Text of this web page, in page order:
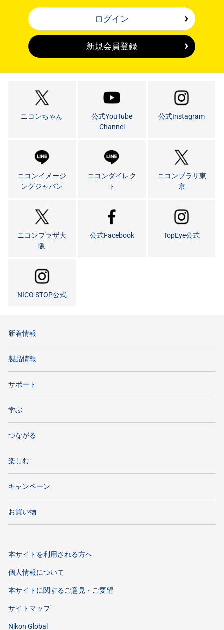
ログイン
新規会員登録
ニコンちゃん
公式YouTube
Channel
公式Instagram
ニコンイメージ
ングジャパン
ニコンダイレク
ト
ニコンプラザ東
京
ニコンプラザ大
阪
公式Facebook TopEye公式
NICO STOP公式
新着情報
製品情報
サポート
学ぶ
つながる
楽しむ
キャンペーン
お買い物
本サイトを利用される方へ
個人情報について
本サイトに関するご意見・ご要望
サイトマップ
Nikon Global